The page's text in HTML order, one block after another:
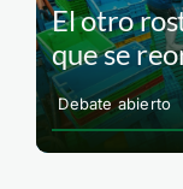
El otro
que se
Debate abierto